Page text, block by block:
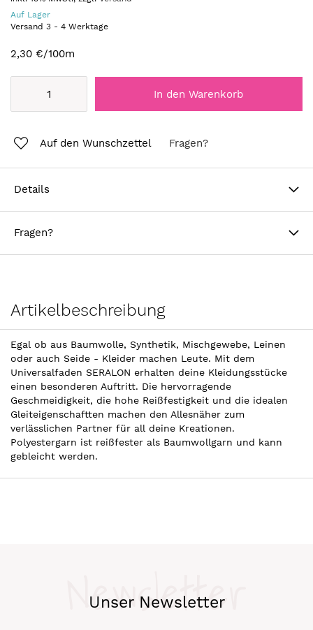
Auf Lager
Versand 3 - 4 Werktage
2,30 €/100m
In den Warenkorb
Auf den Wunschzettel Fragen?
Details
Fragen?
Artikelbeschreibung
Egal ob aus Baumwolle, Synthetik, Mischgewebe, Leinen
oder auch Seide - Kleider machen Leute. Mit dem
Universalfaden SERALON erhalten deine Kleidungsstücke
einen besonderen Auftritt. Die hervorragende
Geschmeidigkeit, die hohe Reißfestigkeit und die idealen
Gleiteigenschaftten machen den Allesnäher zum
verlässlichen Partner für all deine Kreationen.
Polyestergarn ist reißfester als Baumwollgarn und kann
gebleicht werden.
Unser Newsletter
Newsletter